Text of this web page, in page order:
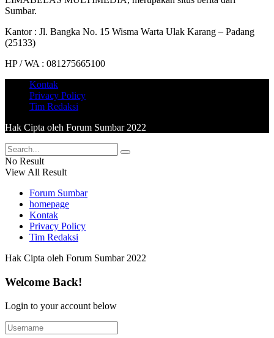
Sumbar.
Kantor : Jl. Bangka No. 15 Wisma Warta Ulak Karang – Padang
(25133)
HP / WA : 081275665100
Kontak
Privacy Policy
Tim Redaksi
Hak Cipta oleh Forum Sumbar 2022
No Result
View All Result
Forum Sumbar
homepage
Kontak
Privacy Policy
Tim Redaksi
Hak Cipta oleh Forum Sumbar 2022
Welcome Back!
Login to your account below